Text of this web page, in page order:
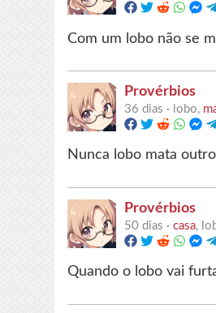
Com um lobo não se
Provérbios
36 dias · lobo,
Nunca lobo mata
Provérbios
50 dias ·casa,
Quando o lobo vai